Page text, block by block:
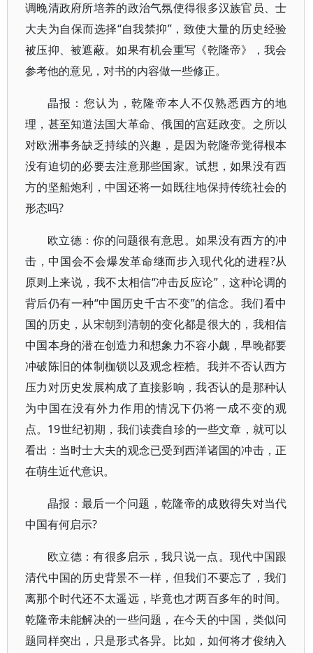
调晚清政府所培养的政治气氛使得很多汉族官员、士
大夫为自保而选择“自我禁抑”，致使大量的历史经验
被压抑、被遮蔽。如果有机会重写《乾隆帝》，我会
参考他的意见，对书的内容做一些修正。
晶报：您认为，乾隆帝本人不仅熟悉西方的地
理，甚至知道法国大革命、俄国的宫廷政变。之所以
对欧洲事务缺乏持续的兴趣，是因为乾隆帝觉得根本
没有迫切的必要去注意那些国家。试想，如果没有西
方的坚船炮利，中国还将一如既往地保持传统社会的
形态吗?
欧立德：你的问题很有意思。如果没有西方的冲
击，中国会不会爆发革命继而步入现代化的进程?从
原则上来说，我不太相信“冲击反应论”，这种论调的
背后仍有一种“中国历史千古不变”的信念。我们看中
国的历史，从宋朝到清朝的变化都是很大的，我相信
中国本身的潜在创造力和想象力不容小觑，早晚都要
冲破陈旧的体制枷锁以及观念桎梏。我并不否认西方
压力对历史发展构成了直接影响，我否认的是那种认
为中国在没有外力作用的情况下仍将一成不变的观
点。19世纪初期，我们读龚自珍的一些文章，就可以
看出：当时士大夫的观念已受到西洋诸国的冲击，正
在萌生近代意识。
晶报：最后一个问题，乾隆帝的成败得失对当代
中国有何启示?
欧立德：有很多启示，我只说一点。现代中国跟
清代中国的历史背景不一样，但我们不要忘了，我们
离那个时代还不太遥远，毕竟也才两百多年的时间。
乾隆帝未能解决的一些问题，在今天的中国，类似问
题同样突出，只是形式各异。比如，如何将才俊纳入